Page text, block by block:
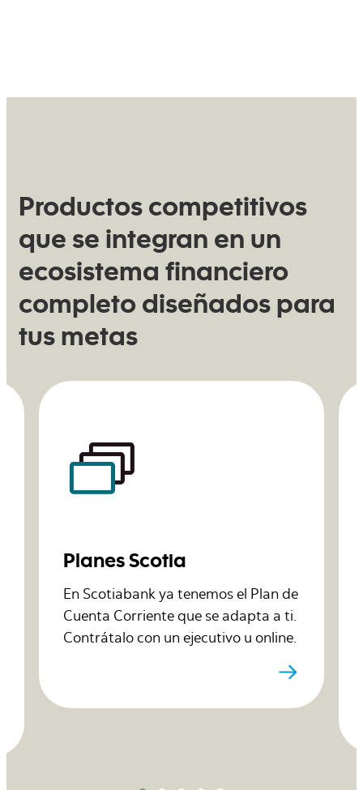
Productos competitivos
que se integran en un
ecosistema financiero
completo diseñados para
tus metas
Planes Scotia
En Scotiabank ya tenemos el Plan de
Cuenta Corriente que se adapta a ti.
Contrátalo con un ejecutivo u online.